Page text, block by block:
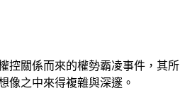
控關係而來的權勢霸凌事件，其所
像之中來得複雜與深邃。